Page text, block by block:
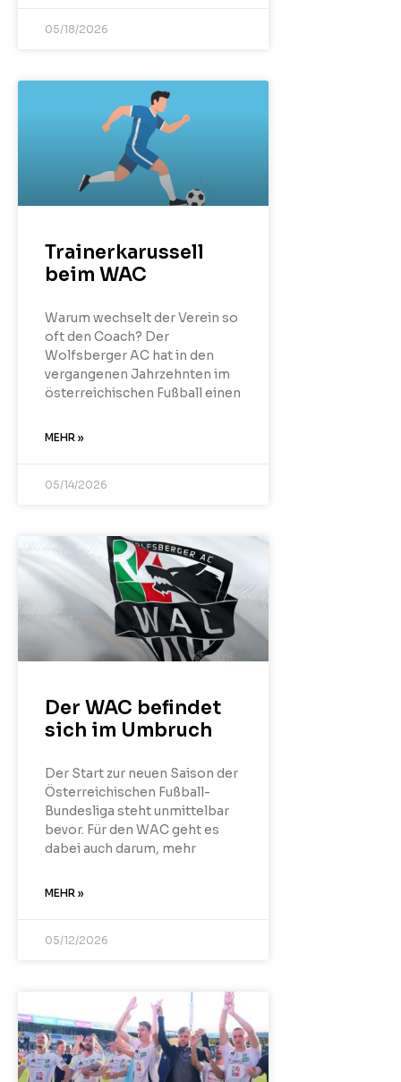
05/18/2026
Trainerkarussell
beim WAC
Warum wechselt der Verein so
oft den Coach? Der
Wolfsberger AC hat in den
vergangenen Jahrzehnten im
österreichischen Fußball einen
MEHR »
05/14/2026
Der WAC befindet
sich im Umbruch
Der Start zur neuen Saison der
Österreichischen Fußball-
Bundesliga steht unmittelbar
bevor. Für den WAC geht es
dabei auch darum, mehr
MEHR »
05/12/2026